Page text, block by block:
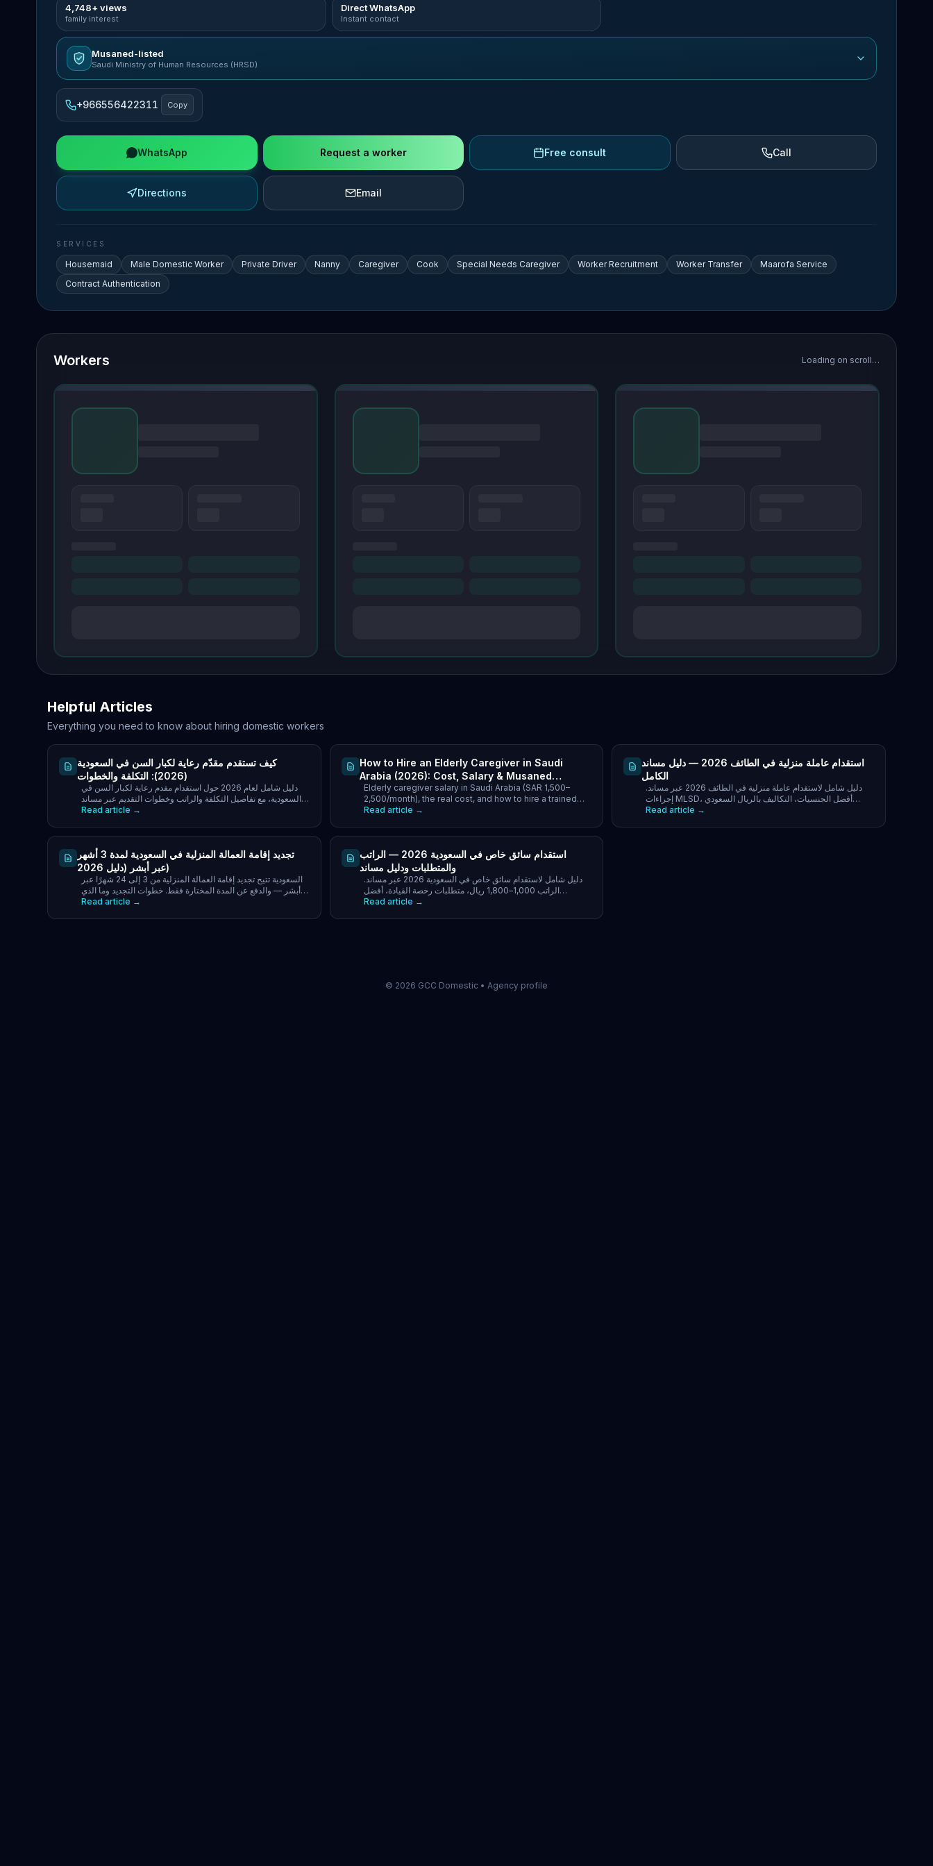
4,748+ views
family interest
Direct WhatsApp
Instant contact
Musaned-listed
Saudi Ministry of Human Resources (HRSD)
+966556422311 Copy
WhatsApp Request a worker Free consult Call
Directions Email
SERVICES
Housemaid Male Domestic Worker Private Driver Nanny Caregiver Cook Special Needs Caregiver Worker Recruitment Worker Transfer
Maarofa Service
Contract Authentication
Workers Loading on scroll…
Helpful Articles
Everything you need to know about hiring domestic workers
كيف تستقدم مقدّم رعاية لكبار السن في السعودية
(2026): التكلفة والخطوات
دليل شامل لعام 2026 حول استقدام مقدم رعاية لكبار السن في
السعودية، مع تفاصيل التكلفة والراتب وخطوات التقديم عبر مساند
Read article →
How to Hire an Elderly Caregiver in Saudi
Arabia (2026): Cost, Salary & Musaned
Process
Elderly caregiver salary in Saudi Arabia (SAR 1,500–
2,500/month), the real cost, and how to hire a trained
caregiver through Musaned — step by step for 2026.
Read article →
استقدام عاملة منزلية في الطائف 2026 — دليل مساند
الكامل
دليل شامل لاستقدام عاملة منزلية في الطائف 2026 عبر مساند.
إجراءات MLSD، أفضل الجنسيات، التكاليف بالريال السعودي
Read article →
تجديد إقامة العمالة المنزلية في السعودية لمدة 3 أشهر
عبر أبشر (دليل 2026)
السعودية تتيح تجديد إقامة العمالة المنزلية من 3 إلى 24 شهرًا عبر
أبشر — والدفع عن المدة المختارة فقط. خطوات التجديد وما الذي
يوقفه.
Read article →
استقدام سائق خاص في السعودية 2026 — الراتب
والمتطلبات ودليل مساند
دليل شامل لاستقدام سائق خاص في السعودية 2026 عبر مساند.
الراتب 1,000–1,800 ريال، متطلبات رخصة القيادة، أفضل
Read article →
© 2026 GCC Domestic • Agency profile